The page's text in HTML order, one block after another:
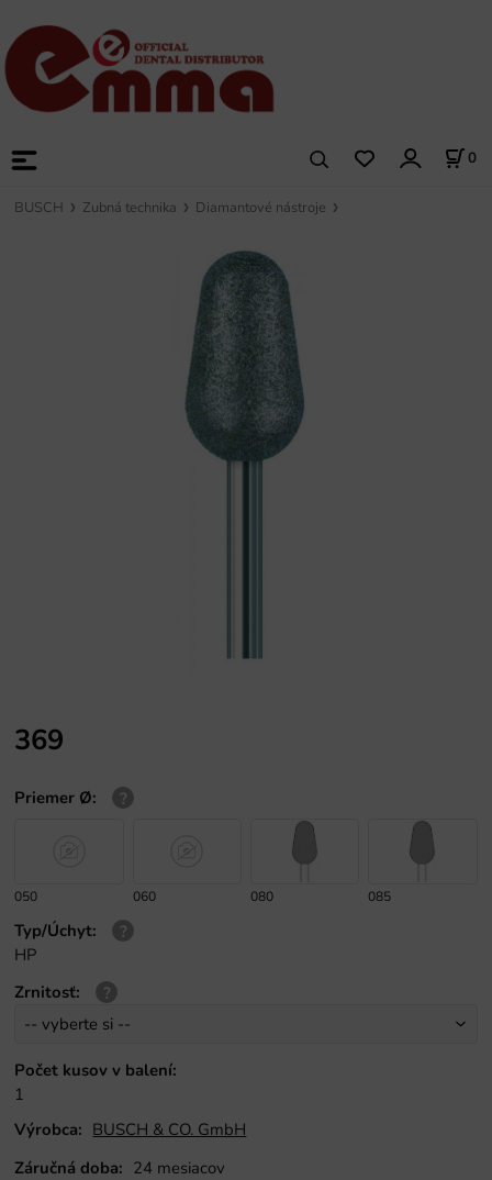
0
BUSCH Zubná technika Diamantové nástroje
369
Priemer Ø:
050 060 080 085
Typ/Úchyt:
HP
Zrnitosť:
Počet kusov v balení:
1
Výrobca: BUSCH & CO. GmbH
Záručná doba: 24 mesiacov